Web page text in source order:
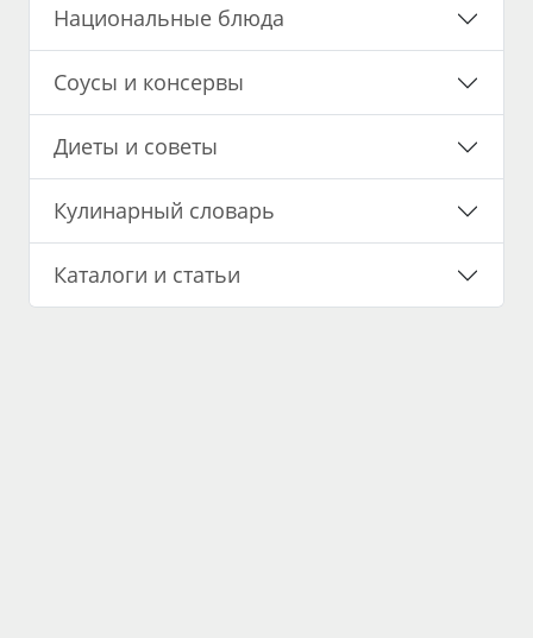
Национальные блюда
Соусы и консервы
Диеты и советы
Кулинарный словарь
Каталоги и статьи